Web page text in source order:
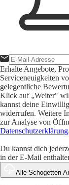
Erhalte Angebote,
Serviceneuigkeiten
gelegentliche
Klick auf „Weiter"
kannst deine
widerrufen. Weitere
zur Analyse von
Datenschutzerklärung.
Du kannst dich
in der E-Mail
Alle Schogetten